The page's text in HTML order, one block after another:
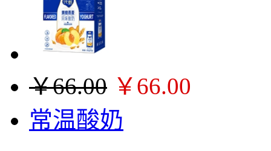
￥66.00 ￥66.00
常温酸奶